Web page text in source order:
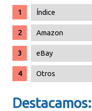
Índice
Amazon
eBay
Otros
Destacamos: